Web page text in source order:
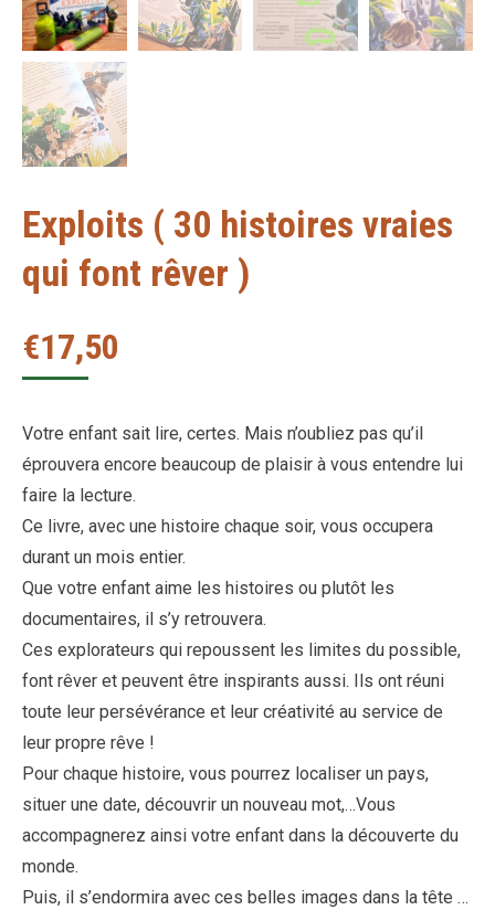
Exploits ( 30 histoires vraies
qui font rêver )
€17,50
Votre enfant sait lire, certes. Mais n’oubliez pas qu’il
éprouvera encore beaucoup de plaisir à vous entendre lui
faire la lecture.
Ce livre, avec une histoire chaque soir, vous occupera
durant un mois entier.
Que votre enfant aime les histoires ou plutôt les
documentaires, il s’y retrouvera.
Ces explorateurs qui repoussent les limites du possible,
font rêver et peuvent être inspirants aussi. Ils ont réuni
toute leur persévérance et leur créativité au service de
leur propre rêve !
Pour chaque histoire, vous pourrez localiser un pays,
situer une date, découvrir un nouveau mot,…Vous
accompagnerez ainsi votre enfant dans la découverte du
monde.
Puis, il s’endormira avec ces belles images dans la tête …